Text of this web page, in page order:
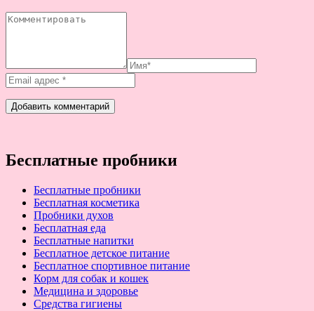
Бесплатные пробники
Бесплатные пробники
Бесплатная косметика
Пробники духов
Бесплатная еда
Бесплатные напитки
Бесплатное детское питание
Бесплатное спортивное питание
Корм для собак и кошек
Медицина и здоровье
Средства гигиены